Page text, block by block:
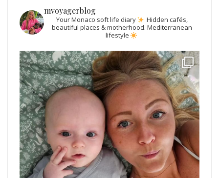
mvoyagerblog
Your Monaco soft life diary
Hidden cafés,
beautiful places & motherhood. Mediterranean
lifestyle